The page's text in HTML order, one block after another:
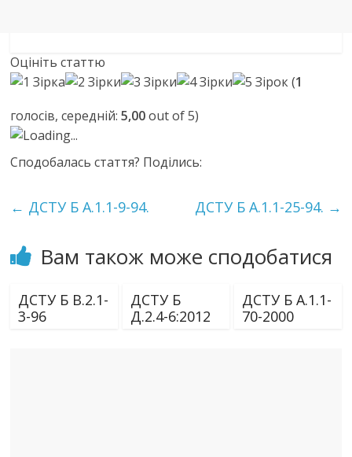
Оцініть статтю
(1
голосів, середній:5,00out of 5)
Loading...
Сподобалась стаття? Поділись:
← ДСТУ Б А.1.1-9-94. ДСТУ Б А.1.1-25-94. →
Вам також може сподобатися
ДСТУ Б В.2.1-
3-96
ДСТУ Б
Д.2.4-6:2012
ДСТУ Б А.1.1-
70-2000